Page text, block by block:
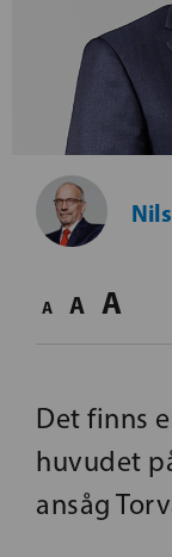
A A A
Det finns
huvudet
ansåg